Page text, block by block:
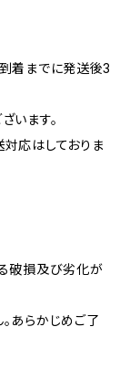
着までに発送後3
います。
応はしておりま
破損及び劣化が
あらかじめご了